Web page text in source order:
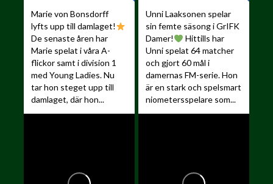
Marie von Bonsdorff
lyfts upp till damlaget!
De senaste åren har
Marie spelat i våra A-
flickor samt i division 1
med Young Ladies. Nu
tar hon steget upp till
damlaget, där hon...
Unni Laaksonen spelar
sin femte säsong i GrIFK
Damer!
Hittills har
Unni spelat 64 matcher
och gjort 60 mål i
damernas FM-serie. Hon
är en stark och spelsmart
niometersspelare som...